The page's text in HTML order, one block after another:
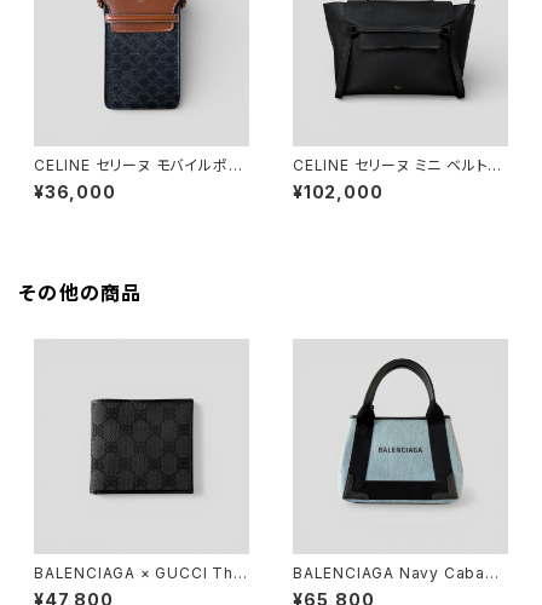
CELINE セリーヌ モバイルポー
チ トリオンフキャンバス&ラムス
キン タン
¥36,000
CELINE セリーヌ ミニ ベルトバ
ッグ ブラック
¥102,000
その他の商品
BALENCIAGA × GUCCI The
Hacker Project Compact W
¥47,800
BALENCIAGA Navy Cabas
XS Light Blue Black
¥65,800